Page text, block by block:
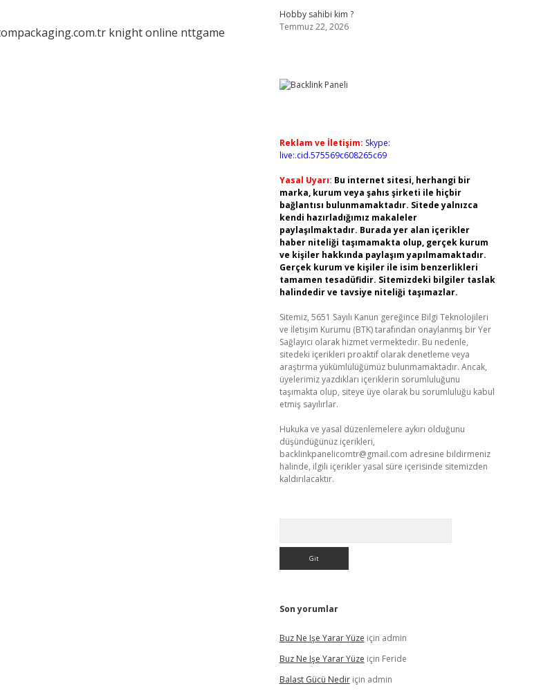
knight online nttgame
Hobby sahibi kim ?
Temmuz 22, 2026
Reklam ve İletişim: Skype:
live:.cid.575569c608265c69
Yasal Uyarı: Bu internet sitesi, herhangi bir
marka, kurum veya şahıs şirketi ile hiçbir
bağlantısı bulunmamaktadır. Sitede yalnızca
kendi hazırladığımız makaleler
paylaşılmaktadır. Burada yer alan içerikler
haber niteliği taşımamakta olup, gerçek kurum
ve kişiler hakkında paylaşım yapılmamaktadır.
Gerçek kurum ve kişiler ile isim benzerlikleri
tamamen tesadüfidir. Sitemizdeki bilgiler taslak
halindedir ve tavsiye niteliği taşımazlar.
Sitemiz, 5651 Sayılı Kanun gereğince Bilgi Teknolojileri
ve İletişim Kurumu (BTK) tarafından onaylanmış bir Yer
Sağlayıcı olarak hizmet vermektedir. Bu nedenle,
sitedeki içerikleri proaktif olarak denetleme veya
araştırma yükümlülüğümüz bulunmamaktadır. Ancak,
üyelerimiz yazdıkları içeriklerin sorumluluğunu
taşımakta olup, siteye üye olarak bu sorumluluğu kabul
etmiş sayılırlar.
Hukuka ve yasal düzenlemelere aykırı olduğunu
düşündüğünüz içerikleri,
backlinkpanelicomtr@gmail.com adresine bildirmeniz
halinde, ilgili içerikler yasal süre içerisinde sitemizden
kaldırılacaktır.
Son yorumlar
Buz Ne Işe Yarar Yüze için admin
Buz Ne Işe Yarar Yüze için Feride
Balast Gücü Nediriçin admin